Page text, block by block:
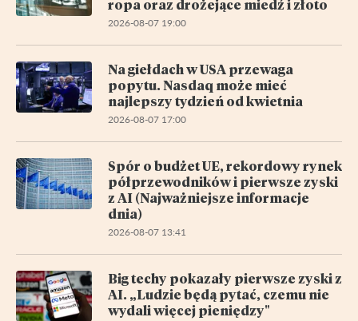
ropa oraz drożejące miedź i złoto
2026-08-07 19:00
Na giełdach w USA przewaga
popytu. Nasdaq może mieć
najlepszy tydzień od kwietnia
2026-08-07 17:00
Spór o budżet UE, rekordowy rynek
półprzewodników i pierwsze zyski
z AI (Najważniejsze informacje
dnia)
2026-08-07 13:41
Big techy pokazały pierwsze zyski z
AI. „Ludzie będą pytać, czemu nie
wydali więcej pieniędzy"